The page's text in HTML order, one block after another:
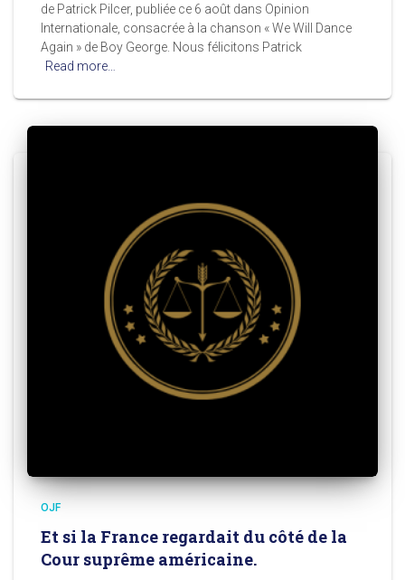
de Patrick Pilcer, publiée ce 6 août dans Opinion
Internationale, consacrée à la chanson « We Will Dance
Again » de Boy George. Nous félicitons Patrick
Read more…
OJF
Et si la France regardait du côté de la
Cour suprême américaine.